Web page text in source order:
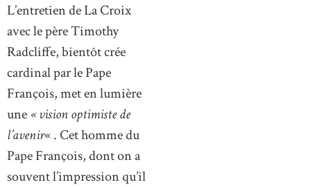
L’entretien de La Croix
avec le père Timothy
Radcliffe, bientôt crée
cardinal par le Pape
François, met en lumière
une« vision optimiste de
l’avenir« . Cet homme du
Pape François, dont on a
souvent l’impression qu’il